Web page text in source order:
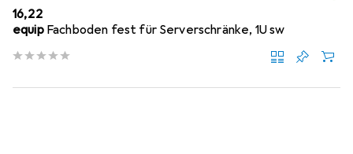
EUR
16,22
equip Fachboden fest für Serverschränke, 1U sw